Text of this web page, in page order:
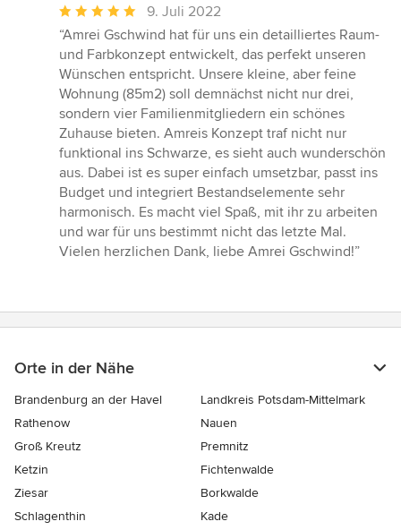
Durchschnittliche
Bewertung:
5
von
5
Sternen
9. Juli 2022
“Amrei Gschwind hat für uns ein detailliertes Raum-
und Farbkonzept entwickelt, das perfekt unseren
Wünschen entspricht. Unsere kleine, aber feine
Wohnung (85m2) soll demnächst nicht nur drei,
sondern vier Familienmitgliedern ein schönes
Zuhause bieten. Amreis Konzept traf nicht nur
funktional ins Schwarze, es sieht auch wunderschön
aus. Dabei ist es super einfach umsetzbar, passt ins
Budget und integriert Bestandselemente sehr
harmonisch. Es macht viel Spaß, mit ihr zu arbeiten
und war für uns bestimmt nicht das letzte Mal.
Vielen herzlichen Dank, liebe Amrei Gschwind!”
Orte in der Nähe
Brandenburg an der Havel
Landkreis Potsdam-Mittelmark
Rathenow
Nauen
Groß Kreutz
Premnitz
Ketzin
Fichtenwalde
Ziesar
Borkwalde
Schlagenthin
Kade